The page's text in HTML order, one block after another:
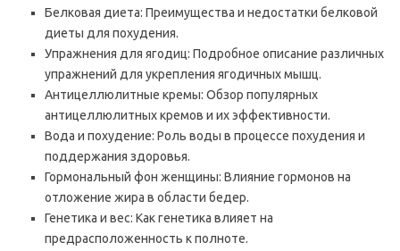
Белковая диета: Преимущества и недостатки белковой
диеты для похудения.
Упражнения для ягодиц: Подробное описание различных
упражнений для укрепления ягодичных мышц.
Антицеллюлитные кремы: Обзор популярных
антицеллюлитных кремов и их эффективности.
Вода и похудение: Роль воды в процессе похудения и
поддержания здоровья.
Гормональный фон женщины: Влияние гормонов на
отложение жира в области бедер.
Генетика и вес: Как генетика влияет на
предрасположенность к полноте.